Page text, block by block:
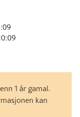
1 år gamal.
kan